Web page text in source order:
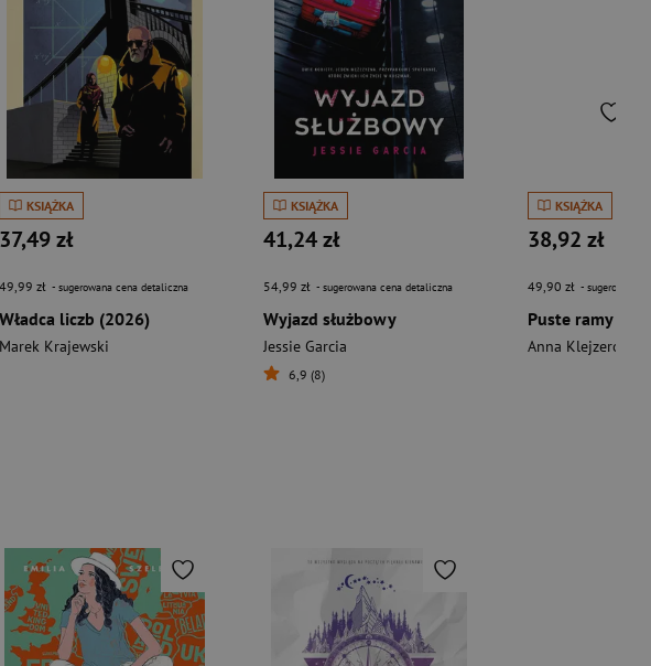
KSIĄŻKA
37,49 zł
49,99 zł - sugerowana cena detaliczna
Władca liczb (2026)
Marek Krajewski
KSIĄŻKA
41,24 zł
54,99 zł - sugerowana cena detaliczna
Wyjazd służbowy
Jessie Garcia
6,9 (8)
KSIĄŻKA
38,92 zł
49,90 zł - sugerowana
Puste ramy
Anna Klejzerowicz